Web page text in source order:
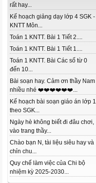
rất hay...
Kế hoạch giảng dạy lớp 4 SGK -
KNTT Môn...
Toán 1 KNTT. Bài 1 Tiết 2....
Toán 1 KNTT. Bài 1 Tiết 1....
Toán 1 KNTT. Bài Các số từ 0
đến 10...
Bài soạn hay. Cảm ơn thầy Nam
nhiều nhé ❤️❤️❤️❤️❤️❤️...
Kế hoạch bài soạn giáo án lớp 1
theo SGK...
Ngày hè không biết đi đâu chơi,
vào trang thầy...
Chào bạn N, tài liệu siêu hay và
chỉn chu...
Quy chế làm việc của Chi bộ
nhiệm kỳ 2025-2030...